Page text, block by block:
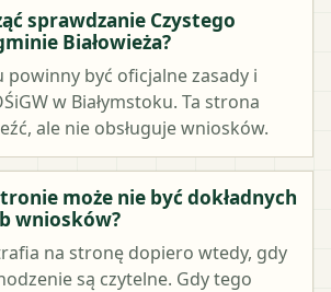
sprawdzanie Czystego
Białowieża?
być oficjalne zasady i
w Białymstoku. Ta strona
ale nie obsługuje wniosków.
może nie być dokładnych
wniosków?
na stronę dopiero wtedy, gdy
są czytelne. Gdy tego